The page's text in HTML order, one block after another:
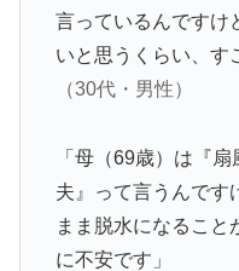
言っているんです
いと思うくらい、す
（30代・男性）
「母（69歳）は『
夫』って言うんです
まま脱水になること
に不安です」